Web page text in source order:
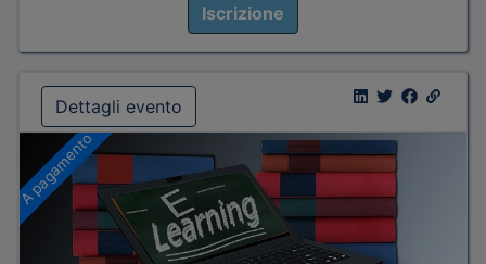
Iscrizione
Dettagli evento
A pagamento